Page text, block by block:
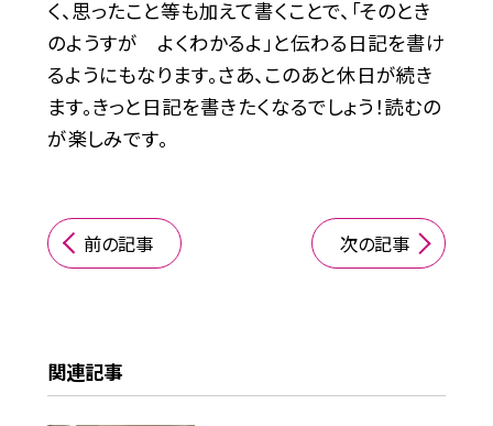
く、思ったこと等も加えて書くことで、「そのとき
のようすが よくわかるよ」と伝わる日記を書け
るようにもなります。さあ、このあと休日が続き
ます。きっと日記を書きたくなるでしょう！読むの
が楽しみです。
前の記事 次の記事
関連記事